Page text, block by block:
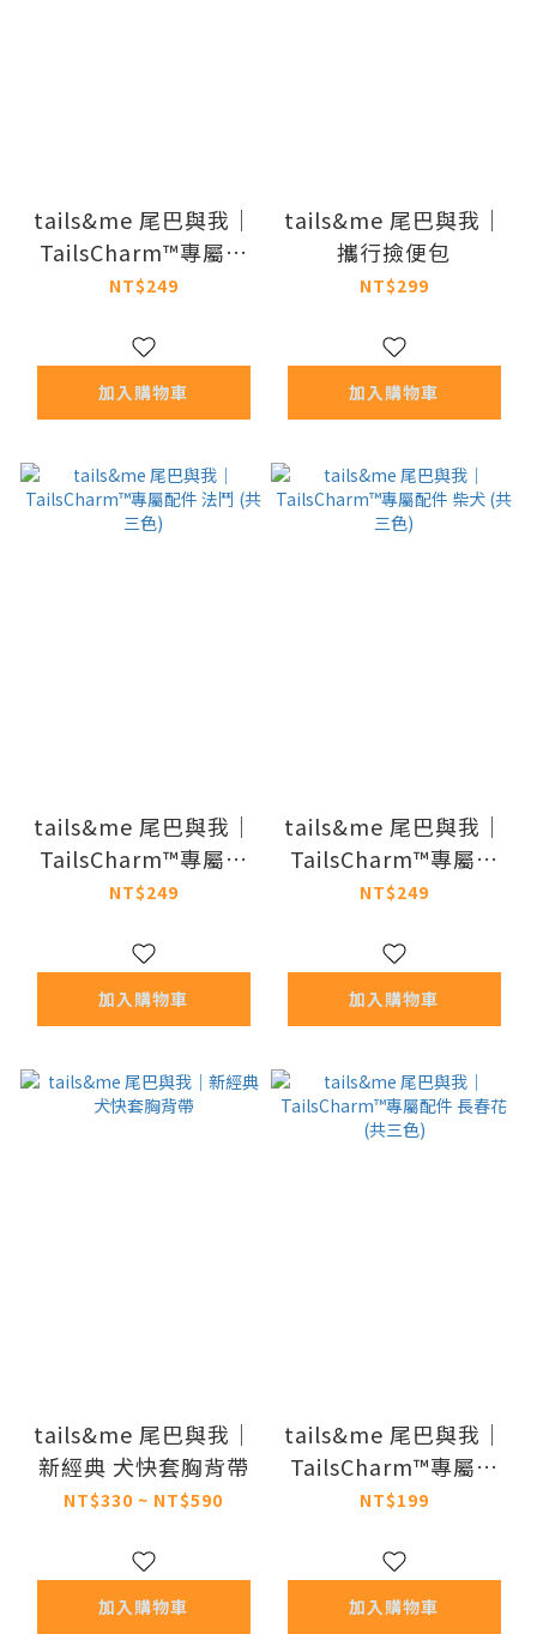
tails&me 尾巴與我｜
TailsCharm™專屬配
件 哈士奇 (共二色)
NT$249
加入購物車
tails&me 尾巴與我｜
攜行撿便包
NT$299
加入購物車
tails&me 尾巴與我｜
TailsCharm™專屬配
件 法鬥 (共三色)
NT$249
加入購物車
tails&me 尾巴與我｜
TailsCharm™專屬配
件 柴犬 (共三色)
NT$249
加入購物車
tails&me 尾巴與我｜
新經典 犬快套胸背帶
NT$330 ~ NT$590
加入購物車
tails&me 尾巴與我｜
TailsCharm™專屬配
件 長春花 (共三色)
NT$199
加入購物車